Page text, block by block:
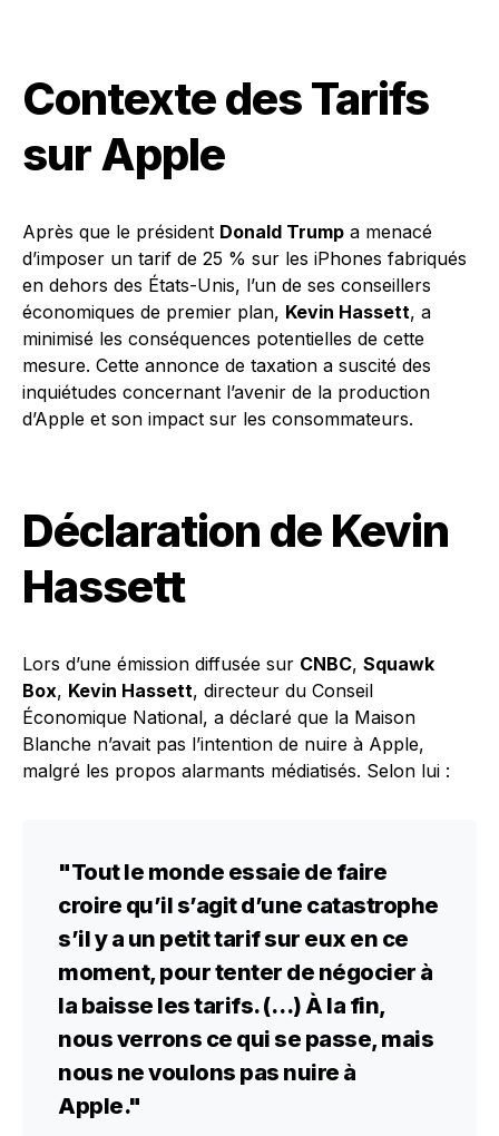
Contexte des Tarifs
sur Apple
Après que le président Donald Trump a menacé
d’imposer un tarif de 25 % sur les iPhones fabriqués
en dehors des États-Unis, l’un de ses conseillers
économiques de premier plan, Kevin Hassett, a
minimisé les conséquences potentielles de cette
mesure. Cette annonce de taxation a suscité des
inquiétudes concernant l’avenir de la production
d’Apple et son impact sur les consommateurs.
Déclaration de Kevin
Hassett
Lors d’une émission diffusée sur CNBC, Squawk
Box, Kevin Hassett, directeur du Conseil
Économique National, a déclaré que la Maison
Blanche n’avait pas l’intention de nuire à Apple,
malgré les propos alarmants médiatisés. Selon lui :
"Tout le monde essaie de faire
croire qu’il s’agit d’une catastrophe
s’il y a un petit tarif sur eux en ce
moment, pour tenter de négocier à
la baisse les tarifs. (…) À la fin,
nous verrons ce qui se passe, mais
nous ne voulons pas nuire à
Apple."